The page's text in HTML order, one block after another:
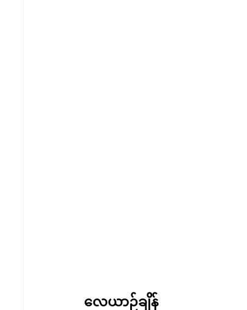
လေယာဉ်ချိန်